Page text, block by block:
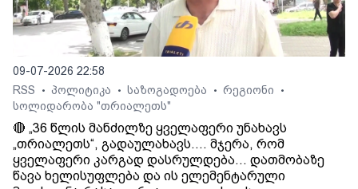
09-07-2026 22:58
RSS
• პოლიტიკა • საზოგადოება • რეგიონი •
სოლიდარობა "თრიალეთს"
🔴 „36 წლის მანძილზე ყველაფერი უნახავს
„თრიალეთს“, გადაულახავს.... მჯერა, რომ
ყველაფერი კარგად დასრულდება... დათმობაზე
წავა ხელისუფლება და ის ელემენტარული